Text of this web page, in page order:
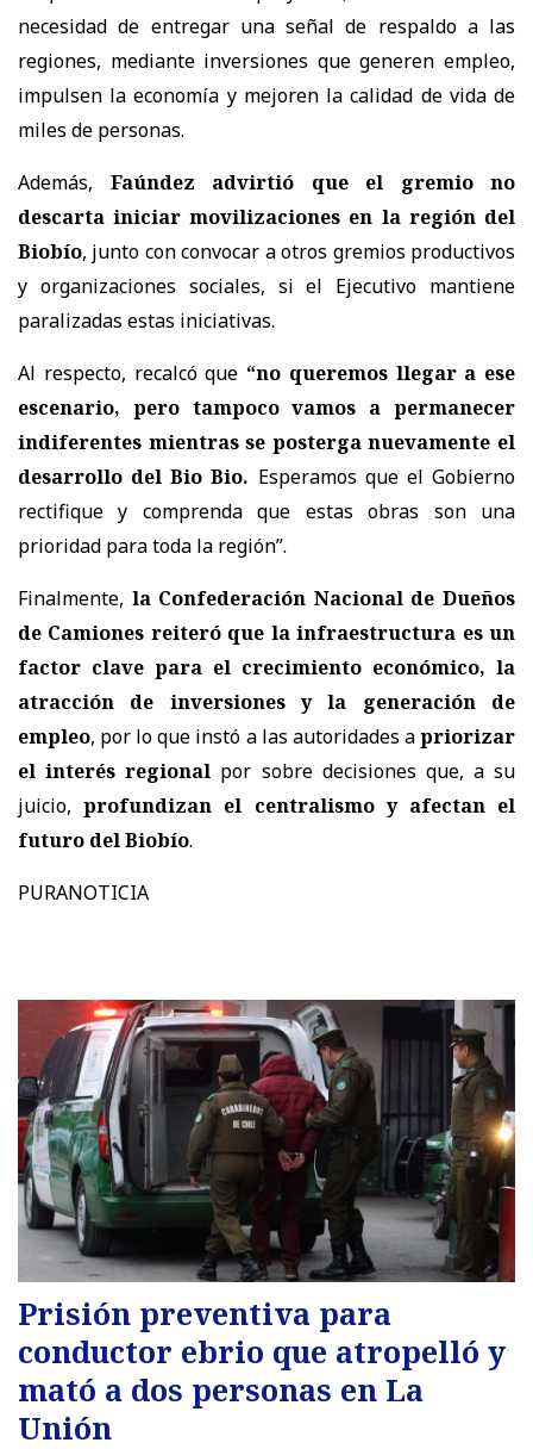
necesidad de entregar una señal de respaldo a las
regiones, mediante inversiones quegeneren empleo,
impulsen la economía y mejoren la calidad de vida de
miles de personas.
Además, Faúndez advirtió que el gremio no
descarta iniciar movilizaciones en la región del
Biobío, junto con convocar aotros gremios productivos
y organizaciones sociales, si el Ejecutivo mantiene
paralizadas estas iniciativas.
Al respecto, recalcó que “no queremos llegar a ese
escenario, pero tampoco vamos a permanecer
indiferentes mientras se posterga nuevamente el
desarrollo del Bio Bio. Esperamos que el Gobierno
rectifique y comprenda que estas obras son una
prioridad para toda la región”.
Finalmente, la Confederación Nacional de Dueños
de Camiones reiteró que la infraestructura es un
factor clave para el crecimiento económico, la
atracción de inversiones y la generación de
empleo, por lo que instó a las autoridades apriorizar
el interés regional por sobre decisiones que, a su
juicio,profundizan el centralismo y afectan el
futuro del Biobío.
PURANOTICIA
Prisión preventiva para
conductor ebrio que atropelló y
mató a dos personas en La
Unión